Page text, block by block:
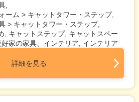
,
ーム > キャットタワー・ステップ,
> キャットタワー・ステップ,
, キャットステップ, キャットスペー
家の家具、インテリア, インテリア
詳細を見る